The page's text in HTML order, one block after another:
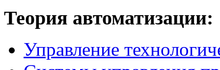
Теория автоматизации:
Управление